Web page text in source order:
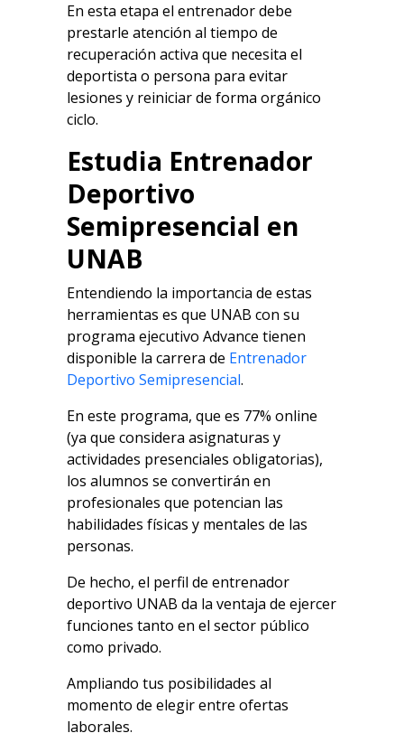
En esta etapa el entrenador debe
prestarle atención al tiempo de
recuperación activa que necesita el
deportista o persona para evitar
lesiones y reiniciar de forma orgánico
ciclo.
Estudia Entrenador
Deportivo
Semipresencial en
UNAB
Entendiendo la importancia de estas
herramientas es que UNAB con su
programa ejecutivo Advance tienen
disponible la carrera de Entrenador
Deportivo Semipresencial.
En este programa, que es 77% online
(ya que considera asignaturas y
actividades presenciales obligatorias),
los alumnos se convertirán en
profesionales que potencian las
habilidades físicas y mentales de las
personas.
De hecho, el perfil de entrenador
deportivo UNAB da la ventaja de ejercer
funciones tanto en el sector público
como privado.
Ampliando tus posibilidades al
momento de elegir entre ofertas
laborales.